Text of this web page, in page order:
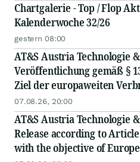
Chartgalerie - Top / Flop
Kalenderwoche 32/26
gestern 08:00
AT&S Austria Technologie
Veröffentlichung gemäß §
Ziel der europaweiten
07.08.26, 20:00
AT&S Austria Technologie
Release according to
with the objective of